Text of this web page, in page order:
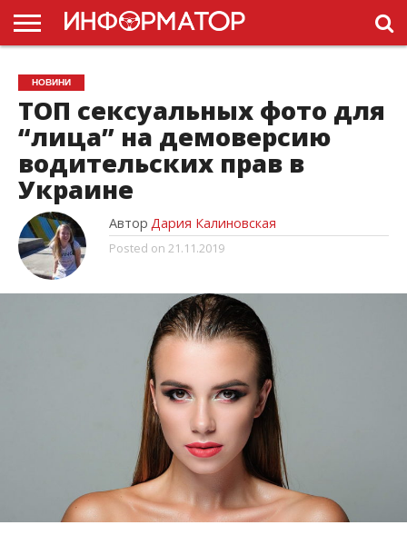
ГОЛОВНА
НОВИНИ
ПДР
УКРАЇНИ
РЕКЛАМА
ПРОЕКТЫ
НОВИНИ
ТОП сексуальных фото для
“лица” на демоверсию
водительских прав в
Украине
Автор Дария Калиновская
Posted on 21.11.2019